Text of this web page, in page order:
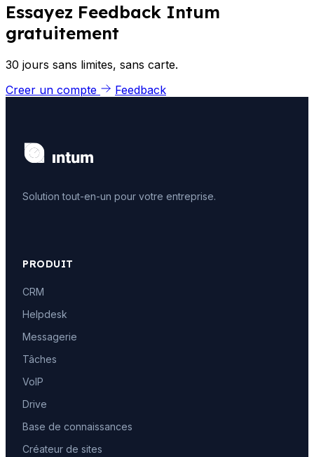
Essayez Feedback Intum
gratuitement
30 jours sans limites, sans carte.
Creer un compte
Feedback
Solution tout-en-un pour votre entreprise.
PRODUIT
CRM
Helpdesk
Messagerie
Tâches
VoIP
Drive
Base de connaissances
Créateur de sites